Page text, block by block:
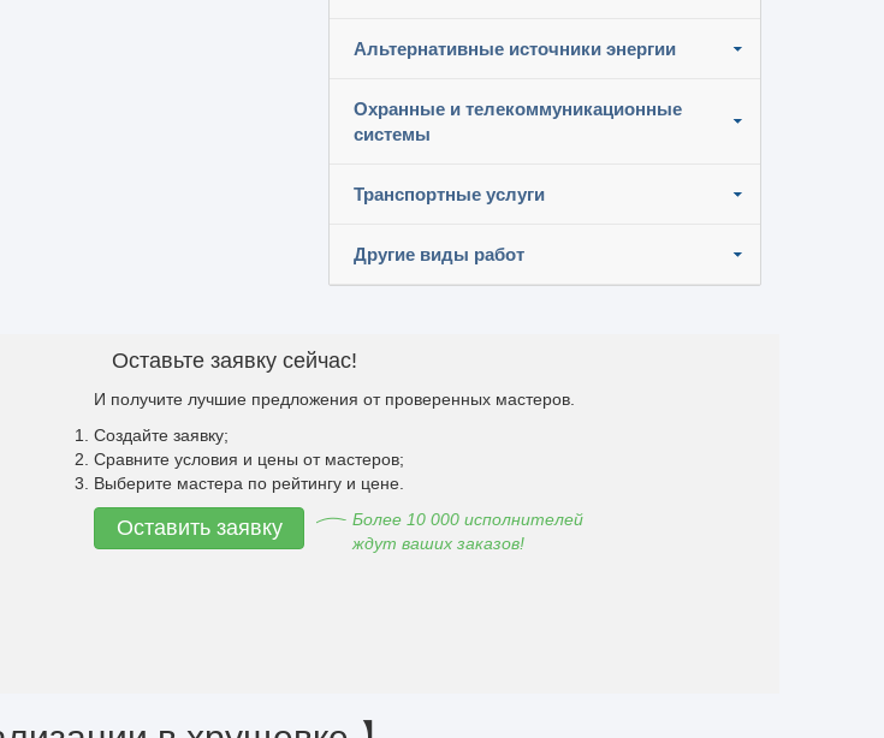
Альтернативные источники энергии
Охранные и телекоммуникационные
системы
Транспортные услуги
Другие виды работ
Оставьте заявку сейчас!
И получите лучшие предложения от проверенных мастеров.
Создайте заявку;
Сравните условия и цены от мастеров;
Выберите мастера по рейтингу и цене.
Оставить заявку
Более 10 000 исполнителей
ждут ваших заказов!